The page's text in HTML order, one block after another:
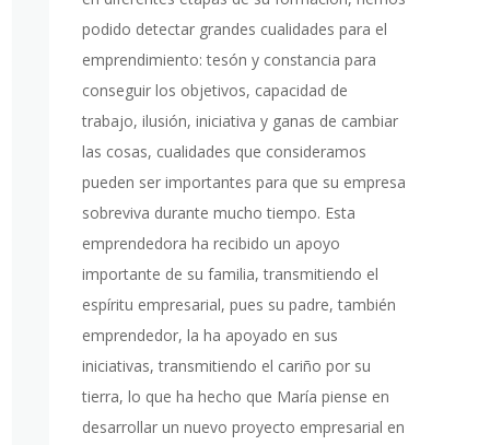
podido detectar grandes cualidades para el
emprendimiento: tesón y constancia para
conseguir los objetivos, capacidad de
trabajo, ilusión, iniciativa y ganas de cambiar
las cosas, cualidades que consideramos
pueden ser importantes para que su empresa
sobreviva durante mucho tiempo. Esta
emprendedora ha recibido un apoyo
importante de su familia, transmitiendo el
espíritu empresarial, pues su padre, también
emprendedor, la ha apoyado en sus
iniciativas, transmitiendo el cariño por su
tierra, lo que ha hecho que María piense en
desarrollar un nuevo proyecto empresarial en